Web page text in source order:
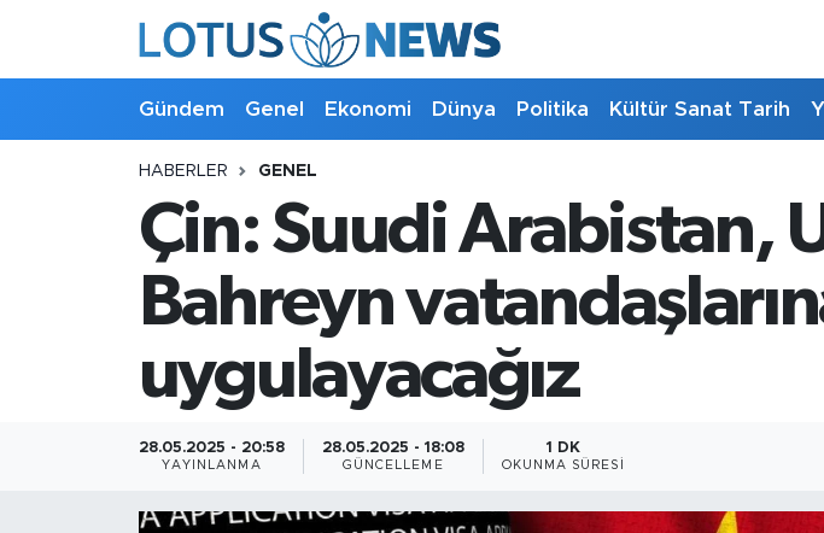
Gündem Genel Ekonomi Dünya Politika Kültür Sanat Tarih
HABERLER GENEL
Çin: Suudi Arabistan,
Bahreyn
uygulayacağız
28.05.2025 - 20:58
YAYINLANMA
28.05.2025 - 18:08
GÜNCELLEME
1 DK
OKUNMA SÜRESI
Politika
Bilim ve Teknoloji
Çin Fuarları